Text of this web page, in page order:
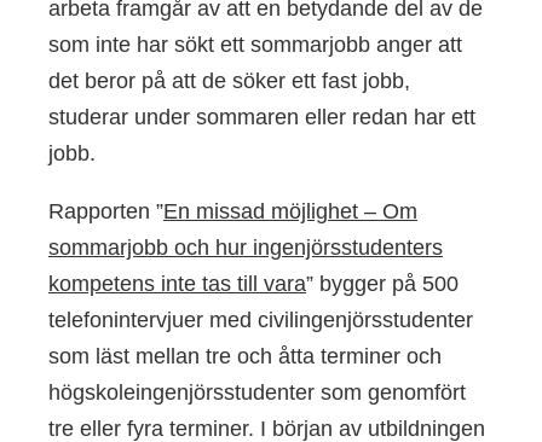
arbeta framgår av att en betydande del av de
som inte har sökt ett sommarjobb anger att
det beror på att de söker ett fast jobb,
studerar under sommaren eller redan har ett
jobb.
Rapporten ”En missad möjlighet – Om
sommarjobb och hur ingenjörsstudenters
kompetens inte tas till vara” bygger på 500
telefonintervjuer med civilingenjörsstudenter
som läst mellan tre och åtta terminer och
högskoleingenjörsstudenter som genomfört
tre eller fyra terminer. I början av utbildningen